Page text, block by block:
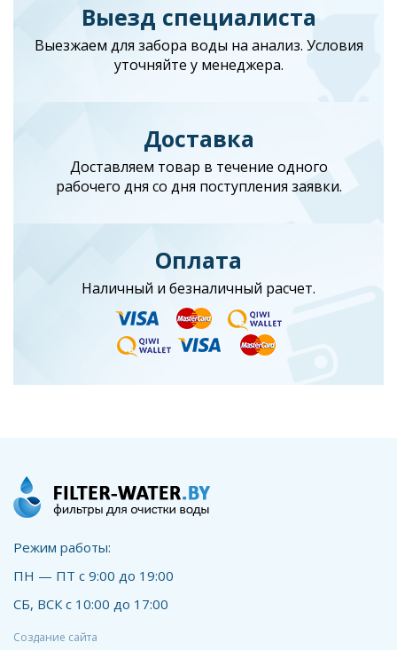
Выезд специалиста
Выезжаем для забора воды на анализ. Условия
уточняйте у менеджера.
Доставка
Доставляем товар в течение одного
рабочего дня со дня поступления заявки.
Оплата
Наличный и безналичный расчет.
Режим работы:
ПН — ПТ с 9:00 до 19:00
СБ, ВСК с 10:00 до 17:00
Создание сайта